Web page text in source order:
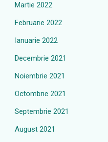
Martie 2022
Februarie 2022
Ianuarie 2022
Decembrie 2021
Noiembrie 2021
Octombrie 2021
Septembrie 2021
August 2021